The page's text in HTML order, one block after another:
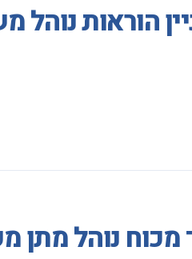
הוראות נוהל
נוהל מתן